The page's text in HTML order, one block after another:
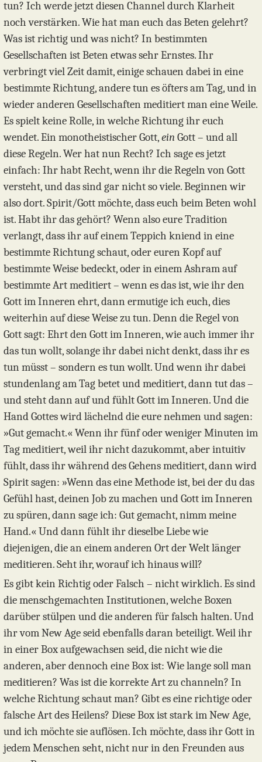
tun? Ich werde jetzt diesen Channel durch Klarheit
noch verstärken. Wie hat man euch das Beten gelehrt?
Was ist richtig und was nicht? In bestimmten
Gesellschaften ist Beten etwas sehr Ernstes. Ihr
verbringt viel Zeit damit, einige schauen dabei in eine
bestimmte Richtung, andere tun es öfters am Tag, und in
wieder anderen Gesellschaften meditiert man eine Weile.
Es spielt keine Rolle, in welche Richtung ihr euch
wendet. Ein monotheistischer Gott,einGott – und all
diese Regeln. Wer hat nun Recht? Ich sage es jetzt
einfach: Ihr habt Recht, wenn ihr die Regeln von Gott
versteht, und das sind gar nicht so viele. Beginnen wir
also dort. Spirit/Gott möchte, dass euch beim Beten wohl
ist. Habt ihr das gehört? Wenn also eure Tradition
verlangt, dass ihr auf einem Teppich kniend in eine
bestimmte Richtung schaut, oder euren Kopf auf
bestimmte Weise bedeckt, oder in einem Ashram auf
bestimmte Art meditiert – wenn es das ist, wie ihr den
Gott im Inneren ehrt, dann ermutige ich euch, dies
weiterhin auf diese Weise zu tun. Denn die Regel von
Gott sagt: Ehrt den Gott im Inneren, wie auch immer ihr
das tun wollt, solange ihr dabei nicht denkt, dass ihr es
tun müsst – sondern es tun wollt. Und wenn ihr dabei
stundenlang am Tag betet und meditiert, dann tut das –
und steht dann auf und fühlt Gott im Inneren. Und die
Hand Gottes wird lächelnd die eure nehmen und sagen:
»Gut gemacht.« Wenn ihr fünf oder weniger Minuten im
Tag meditiert, weil ihr nicht dazukommt, aber intuitiv
fühlt, dass ihr während des Gehens meditiert, dann wird
Spirit sagen: »Wenn das eine Methode ist, bei der du das
Gefühl hast, deinen Job zu machen und Gott im Inneren
zu spüren, dann sage ich: Gut gemacht, nimm meine
Hand.« Und dann fühlt ihr dieselbe Liebe wie
diejenigen, die an einem anderen Ort der Welt länger
meditieren. Seht ihr, worauf ich hinaus will?
Es gibt kein Richtig oder Falsch – nicht wirklich. Es sind
die menschgemachten Institutionen, welche Boxen
darüber stülpen und die anderen für falsch halten. Und
ihr vom New Age seid ebenfalls daran beteiligt. Weil ihr
in einer Box aufgewachsen seid, die nicht wie die
anderen, aber dennoch eine Box ist: Wie lange soll man
meditieren? Was ist die korrekte Art zu channeln? In
welche Richtung schaut man? Gibt es eine richtige oder
falsche Art des Heilens? Diese Box ist stark im New Age,
und ich möchte sie auflösen. Ich möchte, dass ihr Gott in
jedem Menschen seht, nicht nur in den Freunden aus